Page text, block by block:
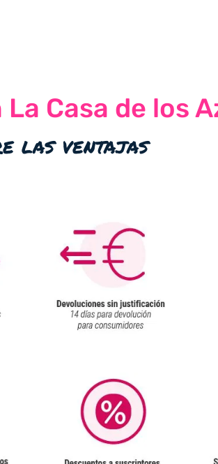
Casa de los
las ventajas